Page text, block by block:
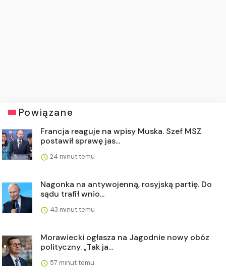
Powiązane
Francja reaguje na wpisy Muska. Szef MSZ
postawił sprawę jas...
24 minut temu
Nagonka na antywojenną, rosyjską partię. Do
sądu trafił wnio...
43 minut temu
Morawiecki ogłasza na Jagodnie nowy obóz
polityczny. „Tak ja...
57 minut temu